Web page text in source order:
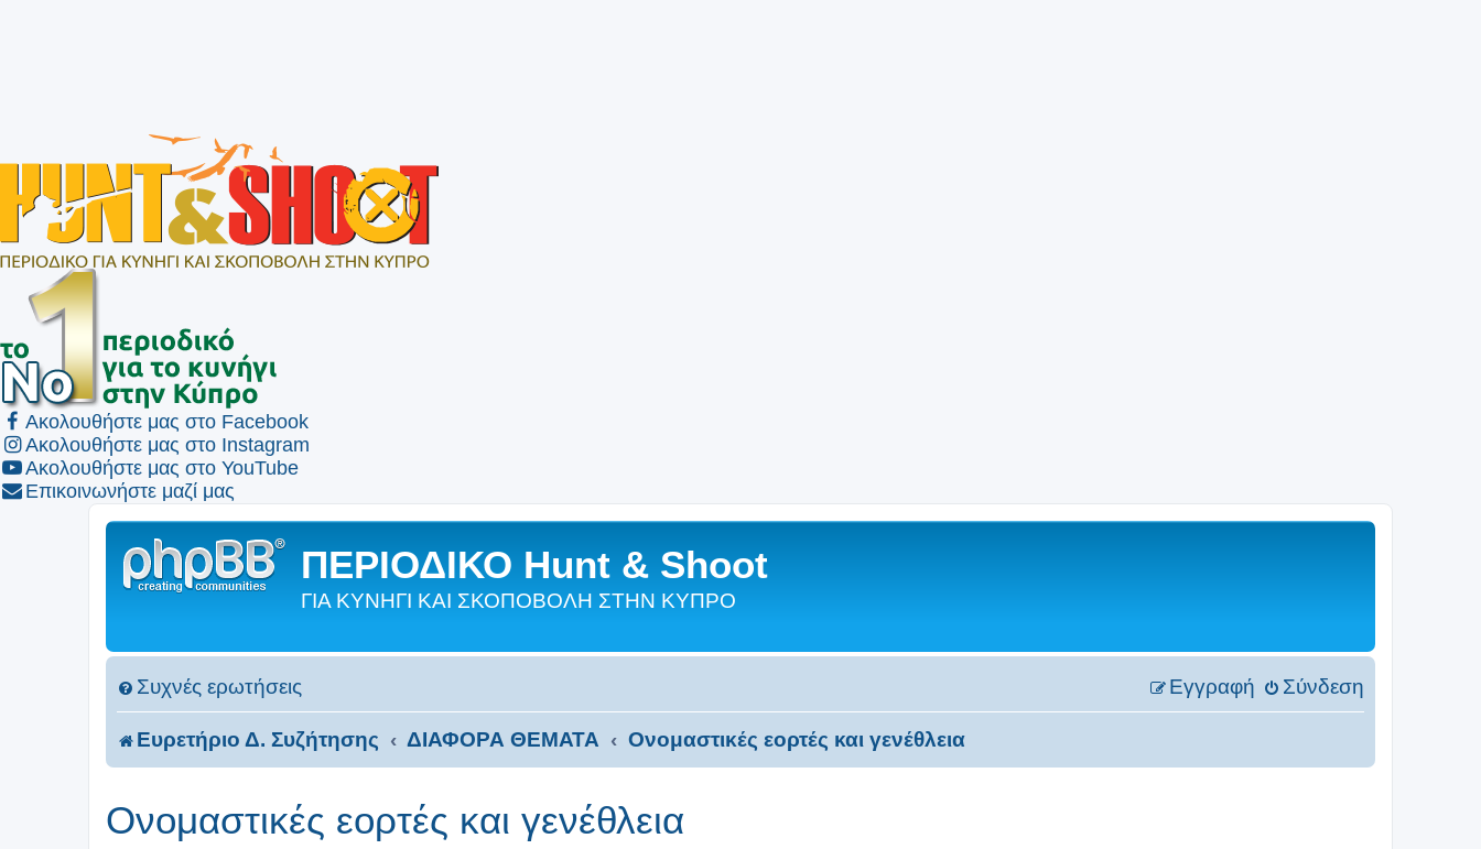
Ακολουθήστε μας στο Facebook
Ακολουθήστε μας στο Instagram
Ακολουθήστε μας στο YouTube
Επικοινωνήστε μαζί μας
ΠΕΡΙΟΔΙΚΟ Hunt & Shoot
ΓΙΑ ΚΥΝΗΓΙ ΚΑΙ ΣΚΟΠΟΒΟΛΗ ΣΤΗΝ ΚΥΠΡΟ
Συχνές ερωτήσεις Σύνδεση
Εγγραφή
Ευρετήριο Δ. Συζήτησης ΔΙΑΦΟΡΑ ΘΕΜΑΤΑ Ονομαστικές εορτές και γενέθλεια
Ονομαστικές εορτές και γενέθλεια